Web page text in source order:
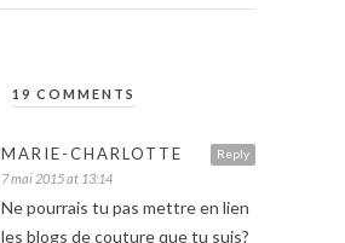
19 COMMENTS
Reply
MARIE-CHARLOTTE
7 mai 2015 at 13:14
Ne pourrais tu pas mettre en lien
les blogs de couture que tu suis?